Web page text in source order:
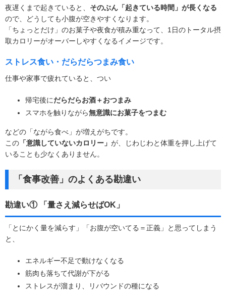
夜遅くまで起きていると、 そのぶん「起きている時間」が長くなる
ので、どうしても小腹が空きやすくなります。
「ちょっとだけ」のお菓子や夜食が積み重なって、 1日のトータル摂
取カロリーがオーバー しやすくなるイメージです。
ストレス食い・だらだらつまみ食い
仕事や家事で疲れていると、つい
帰宅後にだらだらお酒＋おつまみ
スマホを触りながら無意識にお菓子をつまむ
などの「ながら食べ」が増えがちです。
この 「意識していないカロリー」 が、じわじわと体重を押し上げて
いることも少なくありません。
「食事改善」のよくある勘違い
勘違い① 「量さえ減らせばOK」
「とにかく量を減らす」「お腹が空いてる＝正義」と思ってしまう
と、
エネルギー不足で動けなくなる
筋肉も落ちて代謝が下がる
ストレスが溜まり、リバウンドの種になる